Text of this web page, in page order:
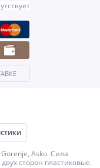
Asko. Сила
сторон пластиковые.